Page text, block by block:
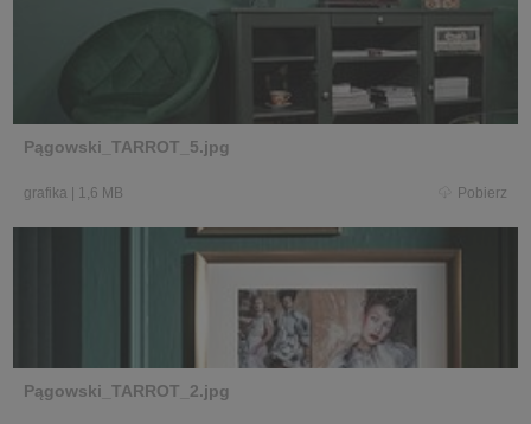
Pągowski_TARROT_5.jpg
grafika 1,6 MB Pobierz
Pągowski_TARROT_2.jpg